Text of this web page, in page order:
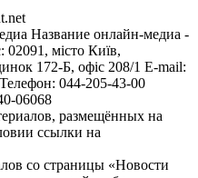
Название онлайн-медиа -
місто Київ,
172-Б, офіс 208/1 E-mail:
Телефон: 044-205-43-00
06068
размещённых на
ссылки на
со страницы «Новости